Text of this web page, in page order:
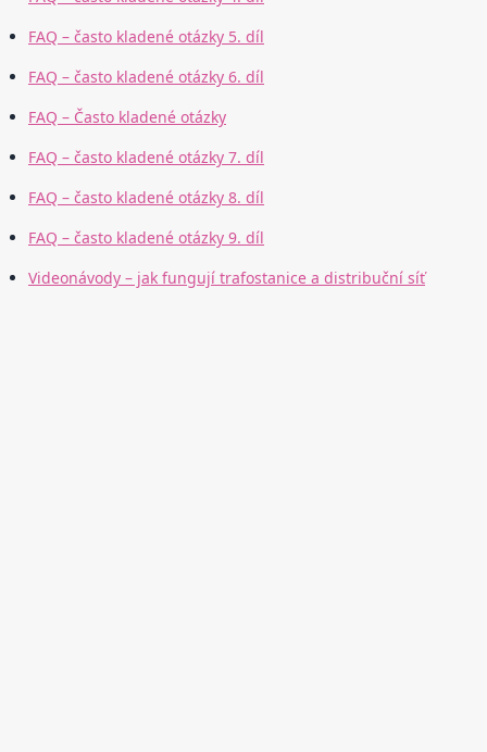
FAQ – často kladené otázky 5. díl
FAQ – často kladené otázky 6. díl
FAQ – Často kladené otázky
FAQ – často kladené otázky 7. díl
FAQ – často kladené otázky 8. díl
FAQ – často kladené otázky 9. díl
Videonávody – jak fungují trafostanice a distribuční síť